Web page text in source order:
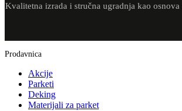
Kvalitetna izrada i stručna ugradnja kao osnova
Prodavnica
Akcije
Parketi
Deking
Materijali za parket